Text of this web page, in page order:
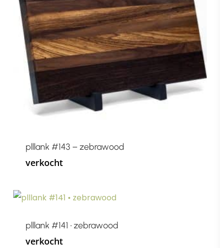
plllank #143 – zebrawood
verkocht
plllank #141 • zebrawood
verkocht